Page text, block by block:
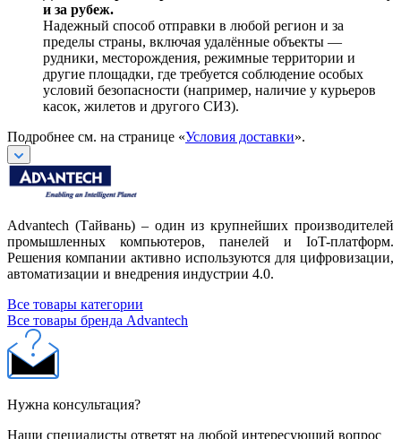
и за рубеж.
Надежный способ отправки в любой регион и за
пределы страны, включая удалённые объекты —
рудники, месторождения, режимные территории и
другие площадки, где требуется соблюдение особых
условий безопасности (например, наличие у курьеров
касок, жилетов и другого СИЗ).
Подробнее см. на странице «Условия доставки».
Advantech (Тайвань) – один из крупнейших производителей
промышленных компьютеров, панелей и IoT-платформ.
Решения компании активно используются для цифровизации,
автоматизации и внедрения индустрии 4.0.
Все товары категории
Все товары бренда Advantech
Нужна консультация?
Наши специалисты ответят на любой интересующий вопрос